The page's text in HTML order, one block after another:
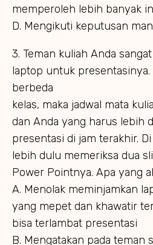
memperoleh lebih banyak
D. Mengikuti keputusan
3. Teman kuliah Anda
laptop untuk presentasinya.
berbeda
kelas, maka jadwal mata
dan Anda yang harus lebih
presentasi di jam terakhir.
lebih dulu memeriksa dua
Power Pointnya. Apa yang
A. Menolak meminjamkan
yang mepet dan khawatir
bisa terlambat presentasi
B. Mengatakan pada teman